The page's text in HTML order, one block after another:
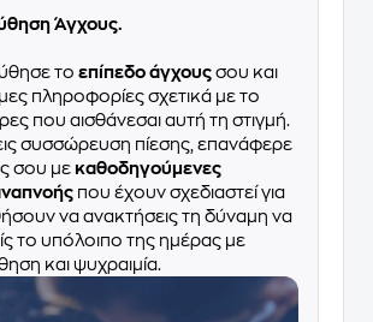
Άγχους.
το επίπεδο άγχους σου και
πληροφορίες σχετικά με το
που αισθάνεσαι αυτή τη στιγμή.
συσσώρευση πίεσης, επανάφερε
σου με καθοδηγούμενες
που έχουν σχεδιαστεί για
να ανακτήσεις τη δύναμη να
το υπόλοιπο της ημέρας με
και ψυχραιμία.